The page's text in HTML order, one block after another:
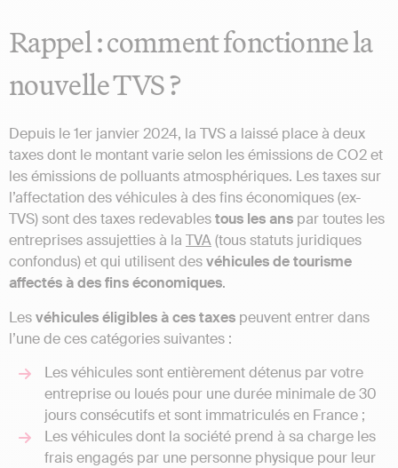
Rappel : comment fonctionne la
nouvelle TVS ?
Depuis le 1er janvier 2024, la TVS a laissé place à deux
taxes dont le montant varie selon les émissions de CO2 et
les émissions de polluants atmosphériques. Les taxes sur
l’affectation des véhicules à des fins économiques (ex-
TVS) sont des taxes redevablestous les ans par toutes les
entreprises assujetties à la TVA(tous statuts juridiques
confondus) et qui utilisent desvéhicules de tourisme
affectés à des fins économiques.
Lesvéhicules éligibles à ces taxes peuvent entrer dans
l’une de ces catégories suivantes :
Les véhicules sont entièrement détenus par votre
entreprise ou loués pour une durée minimale de 30
jours consécutifs et sont immatriculés en France ;
Les véhicules dont la société prend à sa charge les
frais engagés par une personne physique pour leur